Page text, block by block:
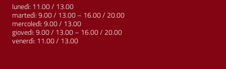
lunedì: 11.00 / 13.00
martedì: 9.00 / 13.00 – 16.00 / 20.00
mercoledì: 9.00 / 13.00
giovedì: 9.00 / 13.00 – 16.00 / 20.00
venerdì: 11.00 / 13.00